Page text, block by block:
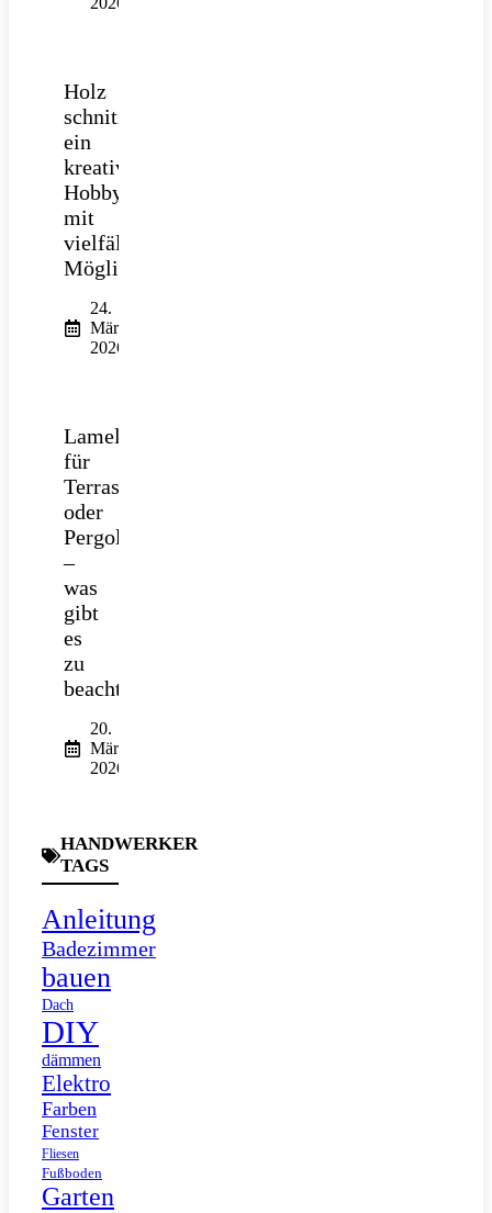
Holz
schnitzen:
ein
kreatives
Hobby
mit
vielfältigen
Möglichkeiten
24.
März
2026
Lamellendach
für
Terrasse
oder
Pergola
–
was
gibt
es
zu
beachten?
20.
März
2026
HANDWERKER
TAGS
Anleitung
Badezimmer
bauen
Dach
DIY
dämmen
Elektro
Farben
Fenster
Fliesen
Fußboden
Garten